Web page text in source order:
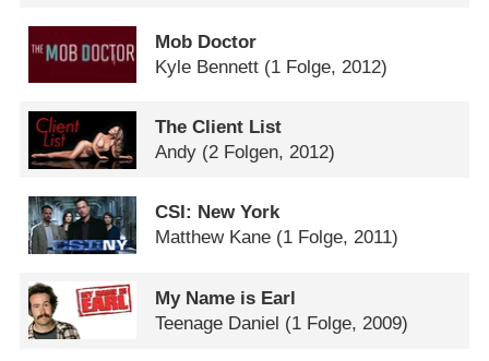
Mob Doctor
Kyle Bennett (1 Folge, 2012)
The Client List
Andy (2 Folgen, 2012)
CSI: New York
Matthew Kane (1 Folge, 2011)
My Name is Earl
Teenage Daniel (1 Folge, 2009)